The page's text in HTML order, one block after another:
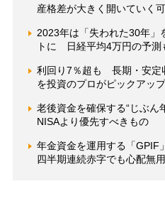
産格差が大きく開いていく
2023年は「失われた30年」
トに 日経平均4万円の予測
利回り7％超も 長期・安定
を投資のプロがピックアップ
老後資金を確保する“じぶ
NISAより優先すべきもの
年金資金を運用する「GPIF
四半期連続赤字でも心配無